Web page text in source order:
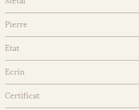
Pierre
Etat
Ecrin
Certificat